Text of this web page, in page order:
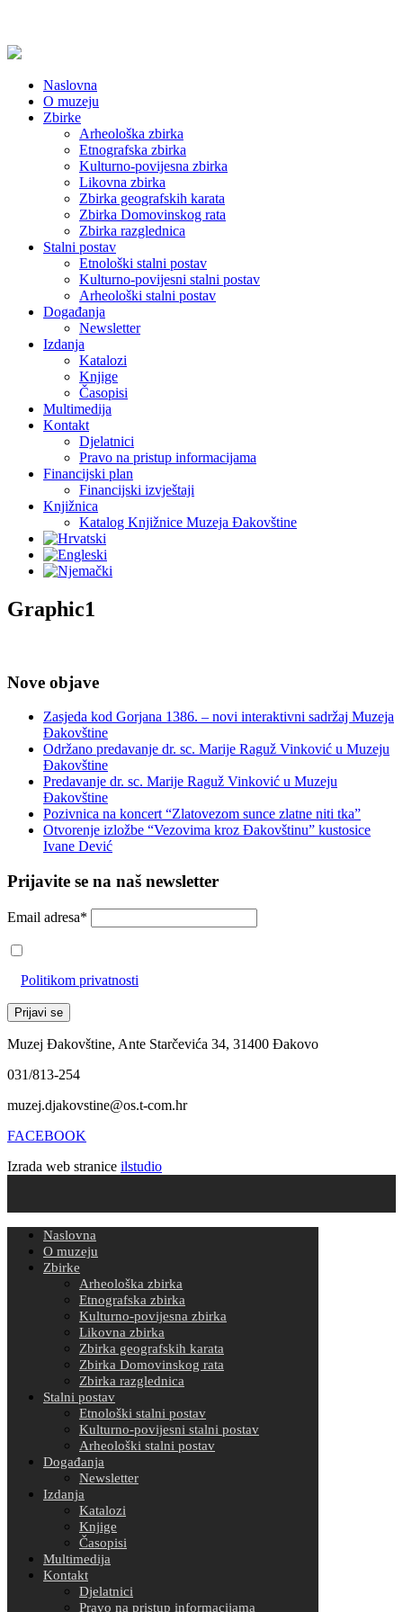
Naslovna
O muzeju
Zbirke
Arheološka zbirka
Etnografska zbirka
Kulturno-povijesna zbirka
Likovna zbirka
Zbirka geografskih karata
Zbirka Domovinskog rata
Zbirka razglednica
Stalni postav
Etnološki stalni postav
Kulturno-povijesni stalni postav
Arheološki stalni postav
Događanja
Newsletter
Izdanja
Katalozi
Knjige
Časopisi
Multimedija
Kontakt
Djelatnici
Pravo na pristup informacijama
Financijski plan
Financijski izvještaji
Knjižnica
Katalog Knjižnice Muzeja Đakovštine
Graphic1
Nove objave
Zasjeda kod Gorjana 1386. – novi interaktivni sadržaj Muzeja
Đakovštine
Održano predavanje dr. sc. Marije Raguž Vinković u Muzeju
Đakovštine
Predavanje dr. sc. Marije Raguž Vinković u Muzeju
Đakovštine
Pozivnica na koncert “Zlatovezom sunce zlatne niti tka”
Otvorenje izložbe “Vezovima kroz Đakovštinu” kustosice
Ivane Dević
Prijavite se na naš newsletter
Email adresa*
Politikom privatnosti
Muzej Đakovštine, Ante Starčevića 34, 31400 Đakovo
031/813-254
muzej.djakovstine@os.t-com.hr
FACEBOOK
Izrada web stranice ilstudio
Naslovna
O muzeju
Zbirke
Arheološka zbirka
Etnografska zbirka
Kulturno-povijesna zbirka
Likovna zbirka
Zbirka geografskih karata
Zbirka Domovinskog rata
Zbirka razglednica
Stalni postav
Etnološki stalni postav
Kulturno-povijesni stalni postav
Arheološki stalni postav
Događanja
Newsletter
Izdanja
Katalozi
Knjige
Časopisi
Multimedija
Kontakt
Djelatnici
Pravo na pristup informacijama